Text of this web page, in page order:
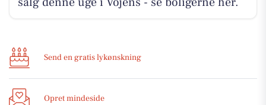
Send en gratis lykønskning
Opret mindeside